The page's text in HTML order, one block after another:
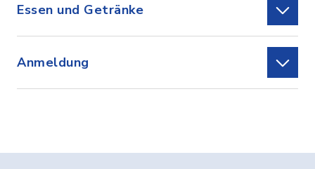
Essen und Getränke
Anmeldung